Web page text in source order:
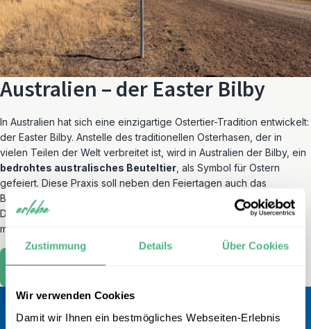
Zustimmung Details Über Cookies
Wir verwenden Cookies
Damit wir Ihnen ein bestmögliches Webseiten-Erlebnis
Australien – der Easter Bilby
In Australien hat sich eine einzigartige Ostertier-Tradition entwickelt:
der Easter Bilby. Anstelle des traditionellen Osterhasen, der in
vielen Teilen der Welt verbreitet ist, wird in Australien der Bilby, ein
bedrohtes australisches Beuteltier , als Symbol für Ostern
gefeiert. Diese Praxis soll neben den Feiertagen auch das
Bewusstsein für den Schutz gefährdeter Tierarten schärfen.
Das Osterfest steht aber auch in Australien vornehmlich dafür, Zeit
mit der Familie zu verbringen.
Den Bilby in Australien finden